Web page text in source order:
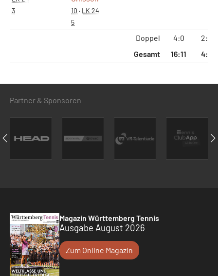
3
10 · LK 24
5
Doppel 4:0
2:0
Gesamt
16:11 4:2
Partner & Sponsoren
Magazin Württemberg Tennis
Ausgabe August 2026
Zum Online Magazin